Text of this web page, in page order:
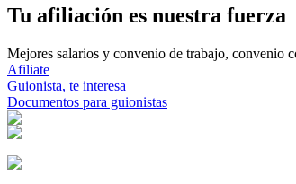
Tu afiliación es nuestra fuerza
Mejores salarios y convenio de trabajo, convenio
Afiliate
Guionista, te interesa
Documentos para guionistas